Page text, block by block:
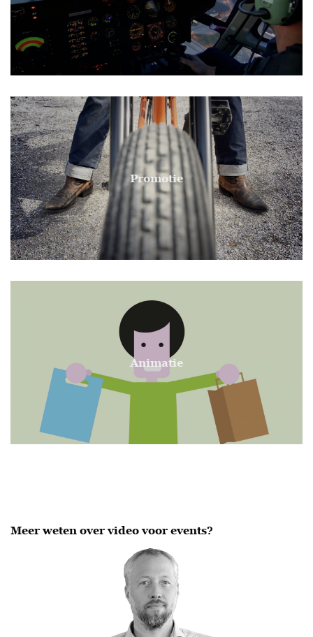
Promotie
Animatie
Meer weten over video voor events?